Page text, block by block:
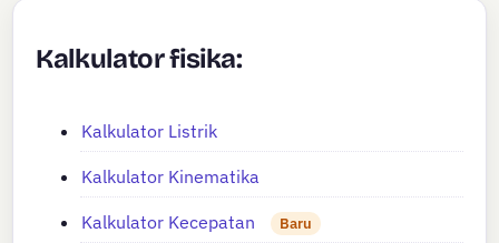
Kalkulator fisika:
Kalkulator Listrik
Kalkulator Kinematika
Kalkulator Kecepatan Baru